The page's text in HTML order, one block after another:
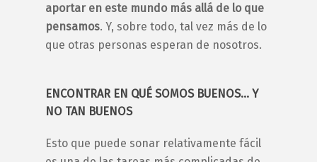
aportar en este mundo más allá de lo que
pensamos. Y, sobre todo, tal vez más de lo
que otras personas esperan de nosotros.
ENCONTRAR EN QUÉ SOMOS BUENOS… Y
NO TAN BUENOS
Esto que puede sonar relativamente fácil